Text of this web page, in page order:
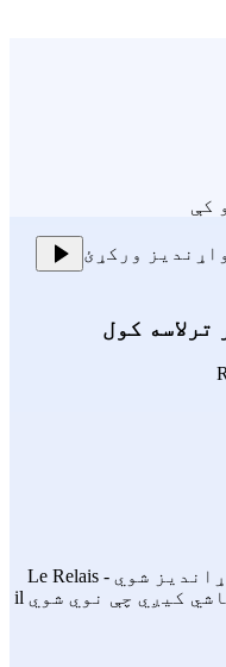
ورکړئ
ترلاسه کول
شوي Le Relais -
...میاشي کیږي چې نوي شوي il